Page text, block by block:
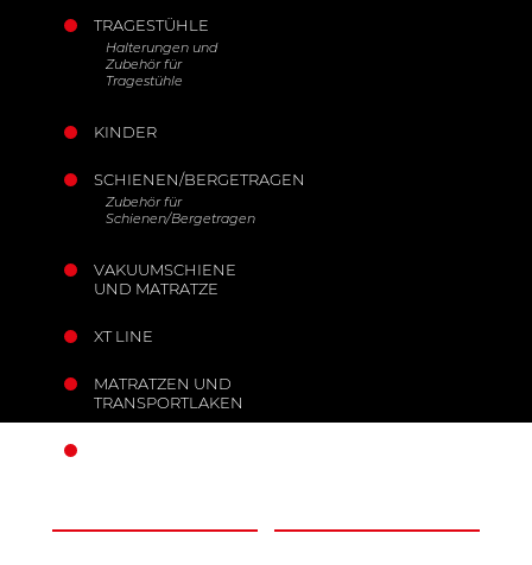
TRAGESTÜHLE
Halterungen und
Zubehör für
Tragestühle
KINDER
SCHIENEN/BERGETRAGEN
Zubehör für
Schienen/Bergetragen
VAKUUMSCHIENE
UND MATRATZE
XT LINE
MATRATZEN UND
TRANSPORTLAKEN